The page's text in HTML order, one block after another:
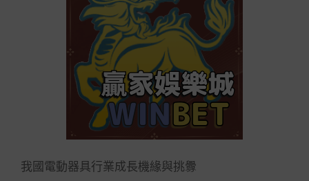
我國電動器具行業成長機緣與挑釁